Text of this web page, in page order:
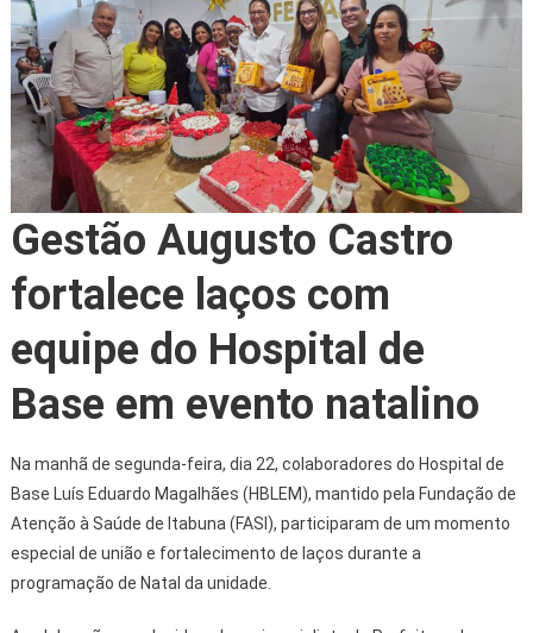
Gestão Augusto Castro
fortalece laços com
equipe do Hospital de
Base em evento natalino
Na manhã de segunda-feira, dia 22, colaboradores do Hospital de
Base Luís Eduardo Magalhães (HBLEM), mantido pela Fundação de
Atenção à Saúde de Itabuna (FASI), participaram de um momento
especial de união e fortalecimento de laços durante a
programação de Natal da unidade.